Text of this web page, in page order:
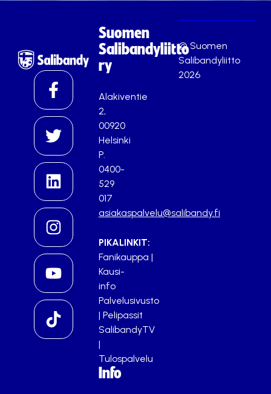
Suomen
Salibandyliitto
ry
Alakiventie
2,
00920
Helsinki
P.
0400-
529
017
asiakaspalvelu@salibandy.fi
PIKALINKIT:
Fanikauppa |
Kausi-
info
Palvelusivusto
| Pelipassit
SalibandyTV
|
Tulospalvelu
Info
© Suomen
Salibandyliitto
2026